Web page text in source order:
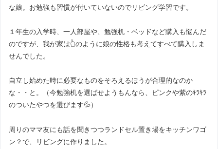
な娘。お勉強も習慣が付いていないのでリビング学習です。
１年生の入学時、一人部屋や、勉強机・ベッドなど購入も悩んだ
のですが、我が家は👆のように娘の性格も考えてすべて購入しま
せんでした。
自立し始めた時に必要なものをそろえるほうが合理的なのか
な・・と。（今勉強机を選ばせようもんなら、ピンクや紫のｷﾗｷﾗ
のついたやつを選びます💦）
周りのママ友にも話を聞きつつランドセル置き場をキッチンワゴ
ン？で、リビングに作りました。